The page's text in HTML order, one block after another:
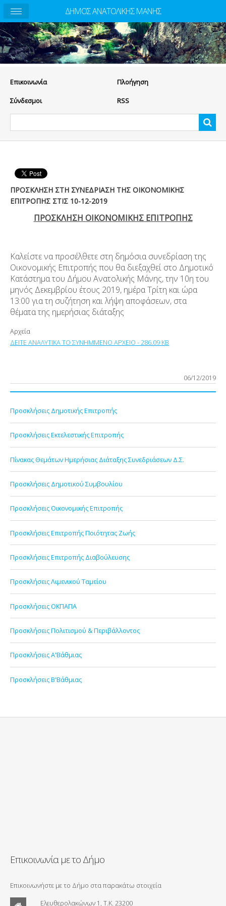
Eπικοινωνία Πλοήγηση
Σύνδεσμοι RSS
ΠΡΟΣΚΛΗΣΗ ΣΤΗ ΣΥΝΕΔΡΙΑΣΗ ΤΗΣ ΟΙΚΟΝΟΜΙΚΗΣ
ΕΠΙΤΡΟΠΗΣ ΣΤΙΣ 10-12-2019
ΠΡΟΣΚΛΗΣΗ ΟΙΚΟΝΟΜΙΚΗΣ ΕΠΙΤΡΟΠΗΣ
Καλείστε να προσέλθετε στη δημόσια συνεδρίαση της
Οικονομικής Επιτροπής που θα διεξαχθεί στο Δημοτικό
Κατάστημα του Δήμου Ανατολικής Μάνης, την 10η του
μηνός Δεκεμβρίου έτους 2019, ημέρα Τρίτη και ώρα
13:00 για τη συζήτηση και λήψη αποφάσεων, στα
θέματα της ημερήσιας διάταξης
Αρχεία
ΔΕΙΤΕ ΑΝΑΛΥΤΙΚΑ ΤΟ ΣΥΝΗΜΜΕΝΟ ΑΡΧΕΙΟ - 286.09 KB
06/12/2019
Προσκλήσεις Δημοτικής Επιτροπής
Προσκλήσεις Εκτελεστικής Επιτροπής
Πίνακας Θεμάτων Ημερήσιας Διάταξης Συνεδριάσεων Δ.Σ.
Προσκλήσεις Δημοτικού Συμβουλίου
Προσκλήσεις Οικονομικής Επιτροπής
Προσκλήσεις Επιτροπής Ποιότητας Ζωής
Προσκλήσεις Επιτροπής Διαβούλευσης
Προσκλήσεις Λιμενικού Ταμείου
Προσκλήσεις ΟΚΠΑΠΑ
Προσκλήσεις Πολιτισμού & Περιβάλλοντος
Προσκλήσεις Α'Βάθμιας
Προσκλήσεις Β'Βάθμιας
Επικοινωνία με το Δήμο
Επικοινωνήστε με το Δήμο στα παρακάτω στοιχεία
Ελευθερολακώνων 1, Τ.Κ. 23200
ΔΗΜΟΣ ΑΝΑΤΟΛΙΚΗΣ ΜΑΝΗΣ